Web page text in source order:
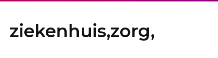
ziekenhuis,zorg,